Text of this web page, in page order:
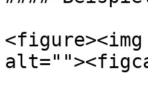
<figure><img